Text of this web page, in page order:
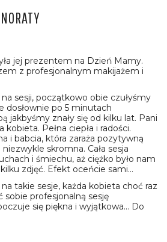
jej prezentem na Dzień Mamy.
z profesjonalnym makijażem i
sesji, początkowo obie czułyśmy
dosłownie po 5 minutach
jakbyśmy znały się od kilku lat. Pani
Pełna ciepła i radości.
i babcia, która zaraża pozytywną
skromna. Cała sesja
i śmiechu, aż ciężko było nam
zdjęć. Efekt oceńcie sami…
takie sesje, każda kobieta choć raz
sobie profesjonalną sesję
się piękna i wyjątkowa… Do